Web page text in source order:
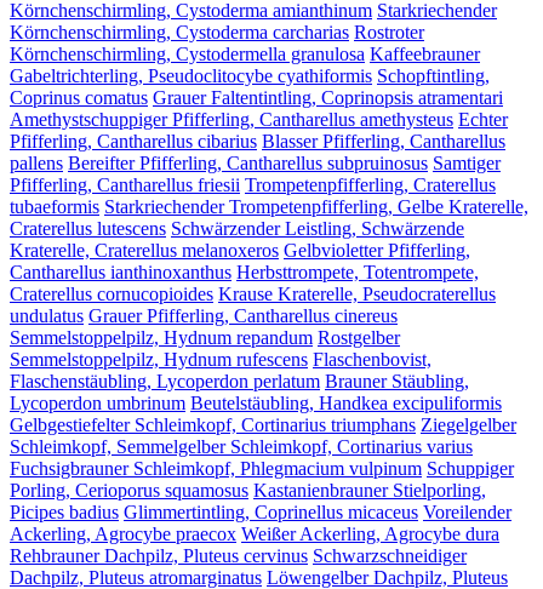
Körnchenschirmling, Cystoderma amianthinum Starkriechender
Körnchenschirmling, Cystoderma carcharias Rostroter
Körnchenschirmling, Cystodermella granulosa Kaffeebrauner
Gabeltrichterling, Pseudoclitocybe cyathiformis Schopftintling,
Coprinus comatus Grauer Faltentintling, Coprinopsis atramentari
Amethystschuppiger Pfifferling, Cantharellus amethysteus Echter
Pfifferling, Cantharellus cibarius Blasser Pfifferling, Cantharellus
pallens Bereifter Pfifferling, Cantharellus subpruinosus Samtiger
Pfifferling, Cantharellus friesii Trompetenpfifferling, Craterellus
tubaeformis Starkriechender Trompetenpfifferling, Gelbe Kraterelle,
Craterellus lutescens Schwärzender Leistling, Schwärzende
Kraterelle, Craterellus melanoxeros Gelbvioletter Pfifferling,
Cantharellus ianthinoxanthus Herbsttrompete, Totentrompete,
Craterellus cornucopioides Krause Kraterelle, Pseudocraterellus
undulatus Grauer Pfifferling, Cantharellus cinereus
Semmelstoppelpilz, Hydnum repandum Rostgelber
Semmelstoppelpilz, Hydnum rufescens Flaschenbovist,
Flaschenstäubling, Lycoperdon perlatum Brauner Stäubling,
Lycoperdon umbrinum Beutelstäubling, Handkea excipuliformis
Gelbgestiefelter Schleimkopf, Cortinarius triumphans Ziegelgelber
Schleimkopf, Semmelgelber Schleimkopf, Cortinarius varius
Fuchsigbrauner Schleimkopf, Phlegmacium vulpinum Schuppiger
Porling, Cerioporus squamosus Kastanienbrauner Stielporling,
Picipes badius Glimmertintling, Coprinellus micaceus Voreilender
Ackerling, Agrocybe praecox Weißer Ackerling, Agrocybe dura
Rehbrauner Dachpilz, Pluteus cervinus Schwarzschneidiger
Dachpilz, Pluteus atromarginatus Löwengelber Dachpilz, Pluteus